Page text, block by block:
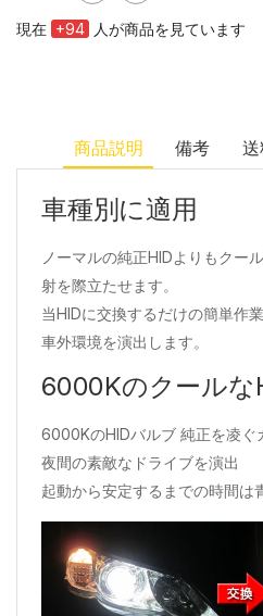
現在 +94 人が商品を見ています
商品説明 備考
車種別に適用
ノーマルの純正HIDよりもクー
射を際立たせます。
当HIDに交換するだけの簡単作
車外環境を演出します。
6000Kのクールな
6000KのHIDバルブ 純正を凌ぐ
夜間の素敵なドライブを演出
起動から安定するまでの時間は